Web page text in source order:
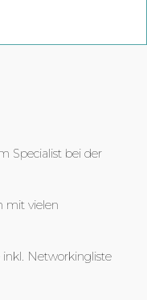
Specialist bei der
mit vielen
Networkingliste